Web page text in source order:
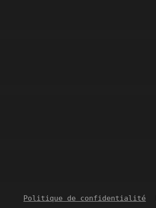
Politique de confidentialité